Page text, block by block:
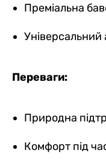
Преміальна
Універсальний
Переваги:
Природна
Комфорт під